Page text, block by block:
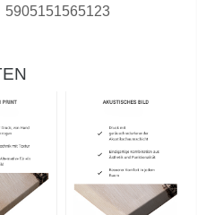
5905151565123